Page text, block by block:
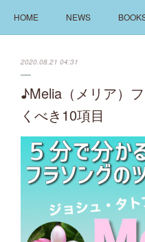
HOME NEWS
2020.08.21 04:31
♪Melia（メリア）
くべき10項目